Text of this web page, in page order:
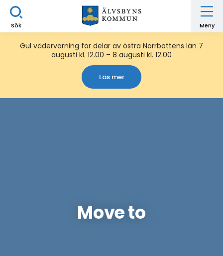
Sök Meny
Gul vädervarning för delar av östra Norrbottens län 7
augusti kl. 12.00 – 8 augusti kl. 12.00
Läs mer
Move to